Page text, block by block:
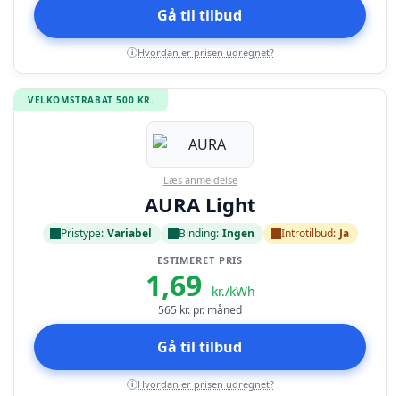
Gå til tilbud
i Hvordan er prisen udregnet?
VELKOMSTRABAT 500 KR.
Læs anmeldelse
AURA Light
Pristype: Variabel Binding: Ingen Introtilbud: Ja
ESTIMERET PRIS
1,69 kr./kWh
565 kr. pr. måned
Gå til tilbud
i Hvordan er prisen udregnet?